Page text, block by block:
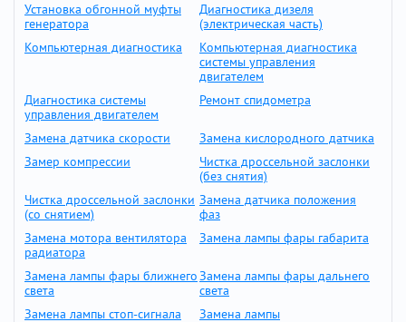
Установка обгонной муфты
генератора
Диагностика дизеля
(электрическая часть)
Компьютерная диагностика
Компьютерная диагностика
системы управления
двигателем
Диагностика системы
управления двигателем
Ремонт спидометра
Замена датчика скорости
Замена кислородного датчика
Замер компрессии
Чистка дроссельной заслонки
(без снятия)
Чистка дроссельной заслонки
(со снятием)
Замена датчика положения
фаз
Замена мотора вентилятора
радиатора
Замена лампы фары габарита
Замена лампы фары ближнего
света
Замена лампы фары дальнего
света
Замена лампы стоп-сигнала
Замена лампы